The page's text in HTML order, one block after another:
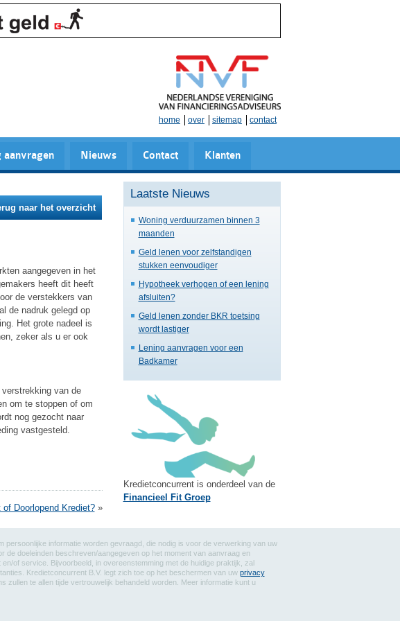
home over sitemap contact
aanvragen Nieuws Contact Klanten
naar het overzicht
aangegeven in het
heeft dit heeft
de verstekkers van
de nadruk gelegd op
Het grote nadeel is
zeker als u er ook
van de
om te stoppen of om
nog gezocht naar
vastgesteld.
of Doorlopend Krediet?»
Laatste Nieuws
Woning verduurzamen binnen 3
maanden
Geld lenen voor zelfstandigen
stukken eenvoudiger
Hypotheek verhogen of een lening
afsluiten?
Geld lenen zonder BKR toetsing
wordt lastiger
Lening aanvragen voor een
Badkamer
Kredietconcurrent is onderdeel van de
Financieel Fit Groep
informatie worden gevraagd, die nodig is voor de verwerking van uw
doeleinden beschreven/aangegeven op het moment van aanvraag en
of service. Bijvoorbeeld, in overeenstemming met de huidige praktijk, zal
Kredietconcurrent B.V. legt zich toe op het beschermen van uw privacy
te allen tijde vertrouwelijk behandeld worden. Meer informatie kunt u